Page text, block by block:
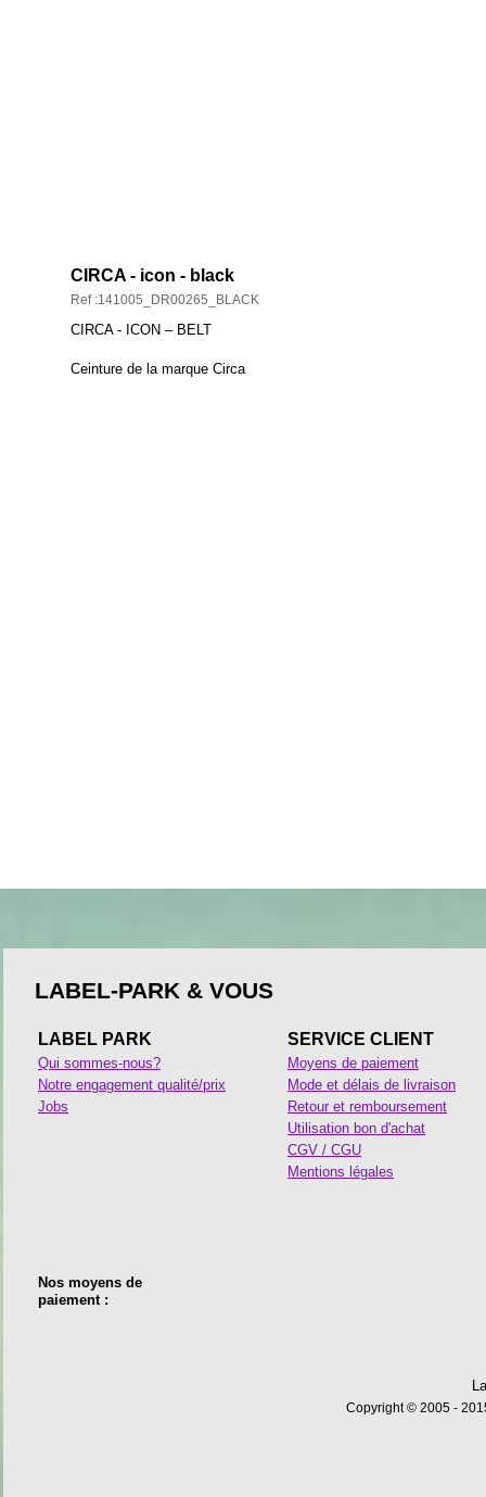
CIRCA - icon - black
Ref :141005_DR00265_BLACK
CIRCA - ICON – BELT
Ceinture de la marque Circa
LABEL-PARK & VOUS
LABEL PARK
Qui sommes-nous?
Notre engagement qualité/prix
Jobs
SERVICE CLIENT
Moyens de paiement
Mode et délais de livraison
Retour et remboursement
Utilisation bon d'achat
CGV / CGU
Mentions légales
Nos moyens de
paiement :
Copyright © 2005 -